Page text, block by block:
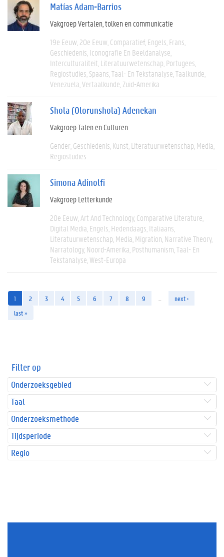
Matías Adam-Barrios
Vakgroep Vertalen, tolken en communicatie
19e Eeuw 20e Eeuw Comparatief Engels Frans
Geschiedenis Iconografie En Beeldanalyse
Interculturaliteit Literatuurwetenschap Portugees
Regiostudies Spaans Taal- En Tekstanalyse Taalkunde
Venezuela Vertaalkunde Zuid-Amerika
Shola (Olorunshola) Adenekan
Vakgroep Talen en Culturen
Gender Geschiedenis Kunst Literatuurwetenschap Media
Regiostudies
Simona Adinolfi
Vakgroep Letterkunde
20e Eeuw Art And Technology Comparative Literature
Digital Media Engels Hedendaags Italiaans
Literatuurwetenschap Media Migration Narrative Theory
Narratology Noord-Amerika Posthumanism Taal- En
Tekstanalyse West-Europa
1 2 3 4 5 6 7 8 9
next ›
last »
Filter op
Onderzoeksgebied
Taal
Onderzoeksmethode
Tijdsperiode
Regio